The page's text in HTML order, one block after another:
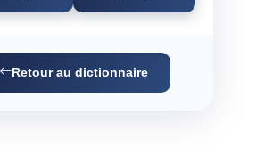
Retour au dictionnaire